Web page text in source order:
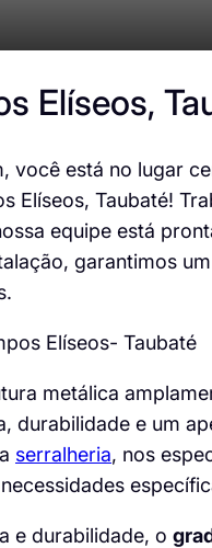
Elíseos,
você está no lugar
Elíseos, Taubaté!
equipe está
garantimos
metálica
durabilidade e um
serralheria, nos
e durabilidade, o